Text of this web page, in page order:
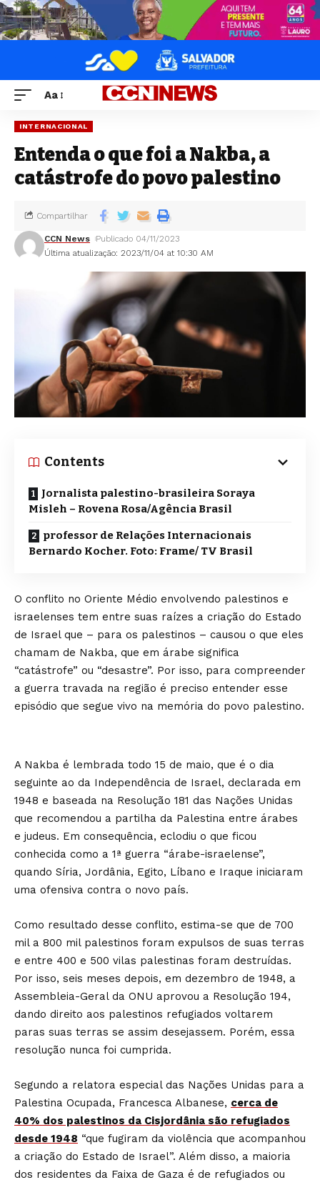
Aa
INTERNACIONAL
Entenda o que foi a Nakba, a
catástrofe do povo palestino
Última atualização: 2023/11/04 at 10:30 AM
CCN News Publicado 04/11/2023
Compartilhar
Contents
Jornalista palestino-brasileira Soraya
Misleh – Rovena Rosa/Agência Brasil
professor de Relações Internacionais
Bernardo Kocher. Foto: Frame/ TV Brasil
O conflito no Oriente Médio envolvendo palestinos e
israelenses tem entre suas raízes a criação do Estado
de Israel que – para os palestinos – causou o que eles
chamam de Nakba, que em árabe significa
“catástrofe” ou “desastre”. Por isso, para compreender
a guerra travada na região é preciso entender esse
episódio que segue vivo na memória do povo palestino.
A Nakba é lembrada todo 15 de maio, que é o dia
seguinte ao da Independência de Israel, declarada em
1948 e baseada na Resolução 181 das Nações Unidas
que recomendou a partilha da Palestina entre árabes
e judeus. Em consequência, eclodiu o que ficou
conhecida como a 1ª guerra “árabe-israelense”,
quando Síria, Jordânia, Egito, Líbano e Iraque iniciaram
uma ofensiva contra o novo país.
Como resultado desse conflito, estima-se que de 700
mil a 800 mil palestinos foram expulsos de suas terras
e entre 400 e 500 vilas palestinas foram destruídas.
Por isso, seis meses depois, em dezembro de 1948, a
Assembleia-Geral da ONU aprovou a Resolução 194,
dando direito aos palestinos refugiados voltarem
paras suas terras se assim desejassem. Porém, essa
resolução nunca foi cumprida.
Segundo a relatora especial das Nações Unidas para a
Palestina Ocupada, Francesca Albanese, cerca de
40% dos palestinos da Cisjordânia são refugiados
desde 1948 “que fugiram da violência que acompanhou
a criação do Estado de Israel”. Além disso, a maioria
dos residentes da Faixa de Gaza é de refugiados ou